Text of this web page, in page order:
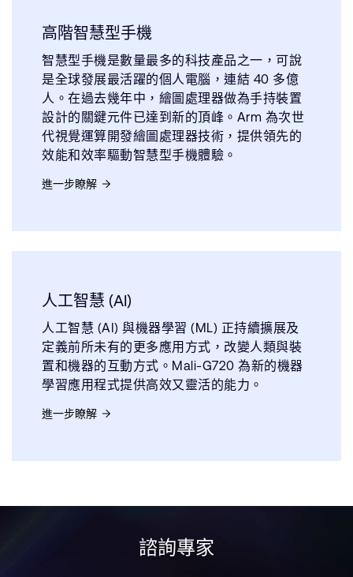
高階智慧型手機
智慧型手機是數量最多的科技產品之一，可說
是全球發展最活躍的個人電腦，連結 40 多億
人。在過去幾年中，繪圖處理器做為手持裝置
設計的關鍵元件已達到新的頂峰。Arm 為次世
代視覺運算開發繪圖處理器技術，提供領先的
效能和效率驅動智慧型手機體驗。
進一步瞭解
人工智慧 (AI)
人工智慧 (AI) 與機器學習 (ML) 正持續擴展及
定義前所未有的更多應用方式，改變人類與裝
置和機器的互動方式。Mali-G720 為新的機器
學習應用程式提供高效又靈活的能力。
進一步瞭解
諮詢專家